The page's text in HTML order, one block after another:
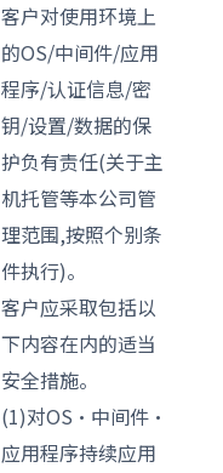
客户对使用环境上
的OS/中间件/应用
程序/认证信息/密
钥/设置/数据的保
护负有责任(关于主
机托管等本公司管
理范围,按照个别条
件执行)。
客户应采取包括以
下内容在内的适当
安全措施。
(1)对OS·中间件·
应用程序持续应用